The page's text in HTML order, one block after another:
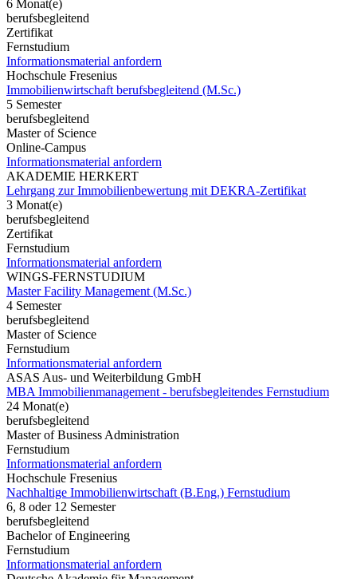
6 Monat(e)
berufsbegleitend
Zertifikat
Fernstudium
Informationsmaterial anfordern
Hochschule Fresenius
Immobilienwirtschaft berufsbegleitend (M.Sc.)
5 Semester
berufsbegleitend
Master of Science
Online-Campus
Informationsmaterial anfordern
AKADEMIE HERKERT
Lehrgang zur Immobilienbewertung mit DEKRA-Zertifikat
3 Monat(e)
berufsbegleitend
Zertifikat
Fernstudium
Informationsmaterial anfordern
WINGS-FERNSTUDIUM
Master Facility Management (M.Sc.)
4 Semester
berufsbegleitend
Master of Science
Fernstudium
Informationsmaterial anfordern
ASAS Aus- und Weiterbildung GmbH
MBA Immobilienmanagement - berufsbegleitendes Fernstudium
24 Monat(e)
berufsbegleitend
Master of Business Administration
Fernstudium
Informationsmaterial anfordern
Hochschule Fresenius
Nachhaltige Immobilienwirtschaft (B.Eng.) Fernstudium
6, 8 oder 12 Semester
berufsbegleitend
Bachelor of Engineering
Fernstudium
Informationsmaterial anfordern